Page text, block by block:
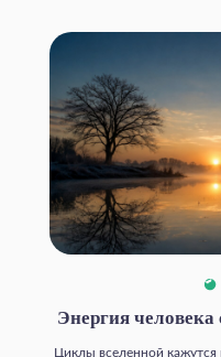
Энергия человека
Циклы вселенной